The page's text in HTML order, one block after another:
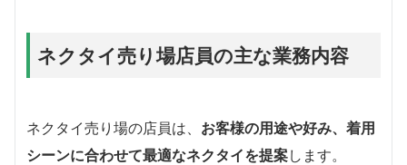
ネクタイ売り場店員の主な業務内容
ネクタイ売り場の店員は、 お客様の用途や好み、着用
シーンに合わせて最適なネクタイを提案します。